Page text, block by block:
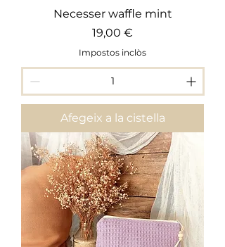
Necesser waffle mint
Preu
19,00 €
Impostos inclòs
Afegeix a la cistella